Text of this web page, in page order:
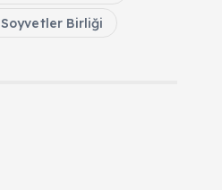
Soyvetler Birliği